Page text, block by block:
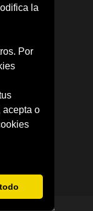
la
Por
acepta o
de València